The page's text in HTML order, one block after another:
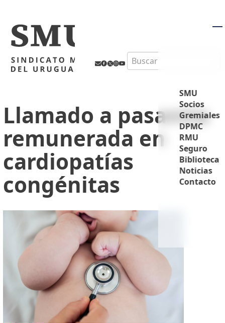
Search
SMU
Socios
Gremiales
DPMC
RMU
Seguro
Biblioteca
Noticias
Contacto
Llamado a pasantía
remunerada en
cardiopatías
congénitas